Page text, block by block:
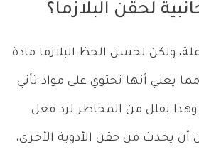
لحقن البلازما؟
ولكن لحسن الحظ البلازما مادة
يعني أنها تحتوي على مواد تأتي
يقلل من المخاطر لرد فعل
يحدث من حقن الأدوية الأخرى،